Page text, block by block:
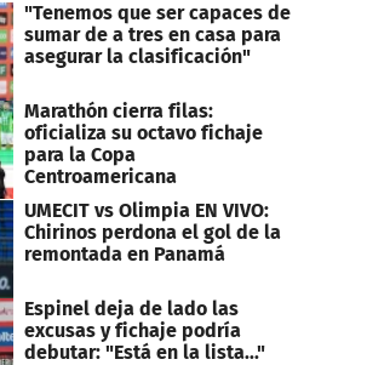
"Tenemos que ser capaces de
sumar de a tres en casa para
asegurar la clasificación"
Marathón cierra filas:
oficializa su octavo fichaje
para la Copa
Centroamericana
UMECIT vs Olimpia EN VIVO:
Chirinos perdona el gol de la
remontada en Panamá
Espinel deja de lado las
excusas y fichaje podría
debutar: "Está en la lista..."